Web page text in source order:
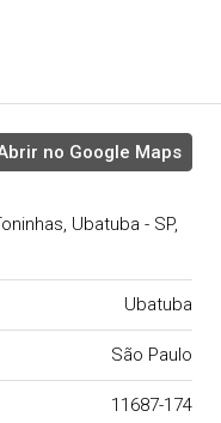
no Google Maps
Ubatuba - SP,
Ubatuba
São Paulo
11687-174